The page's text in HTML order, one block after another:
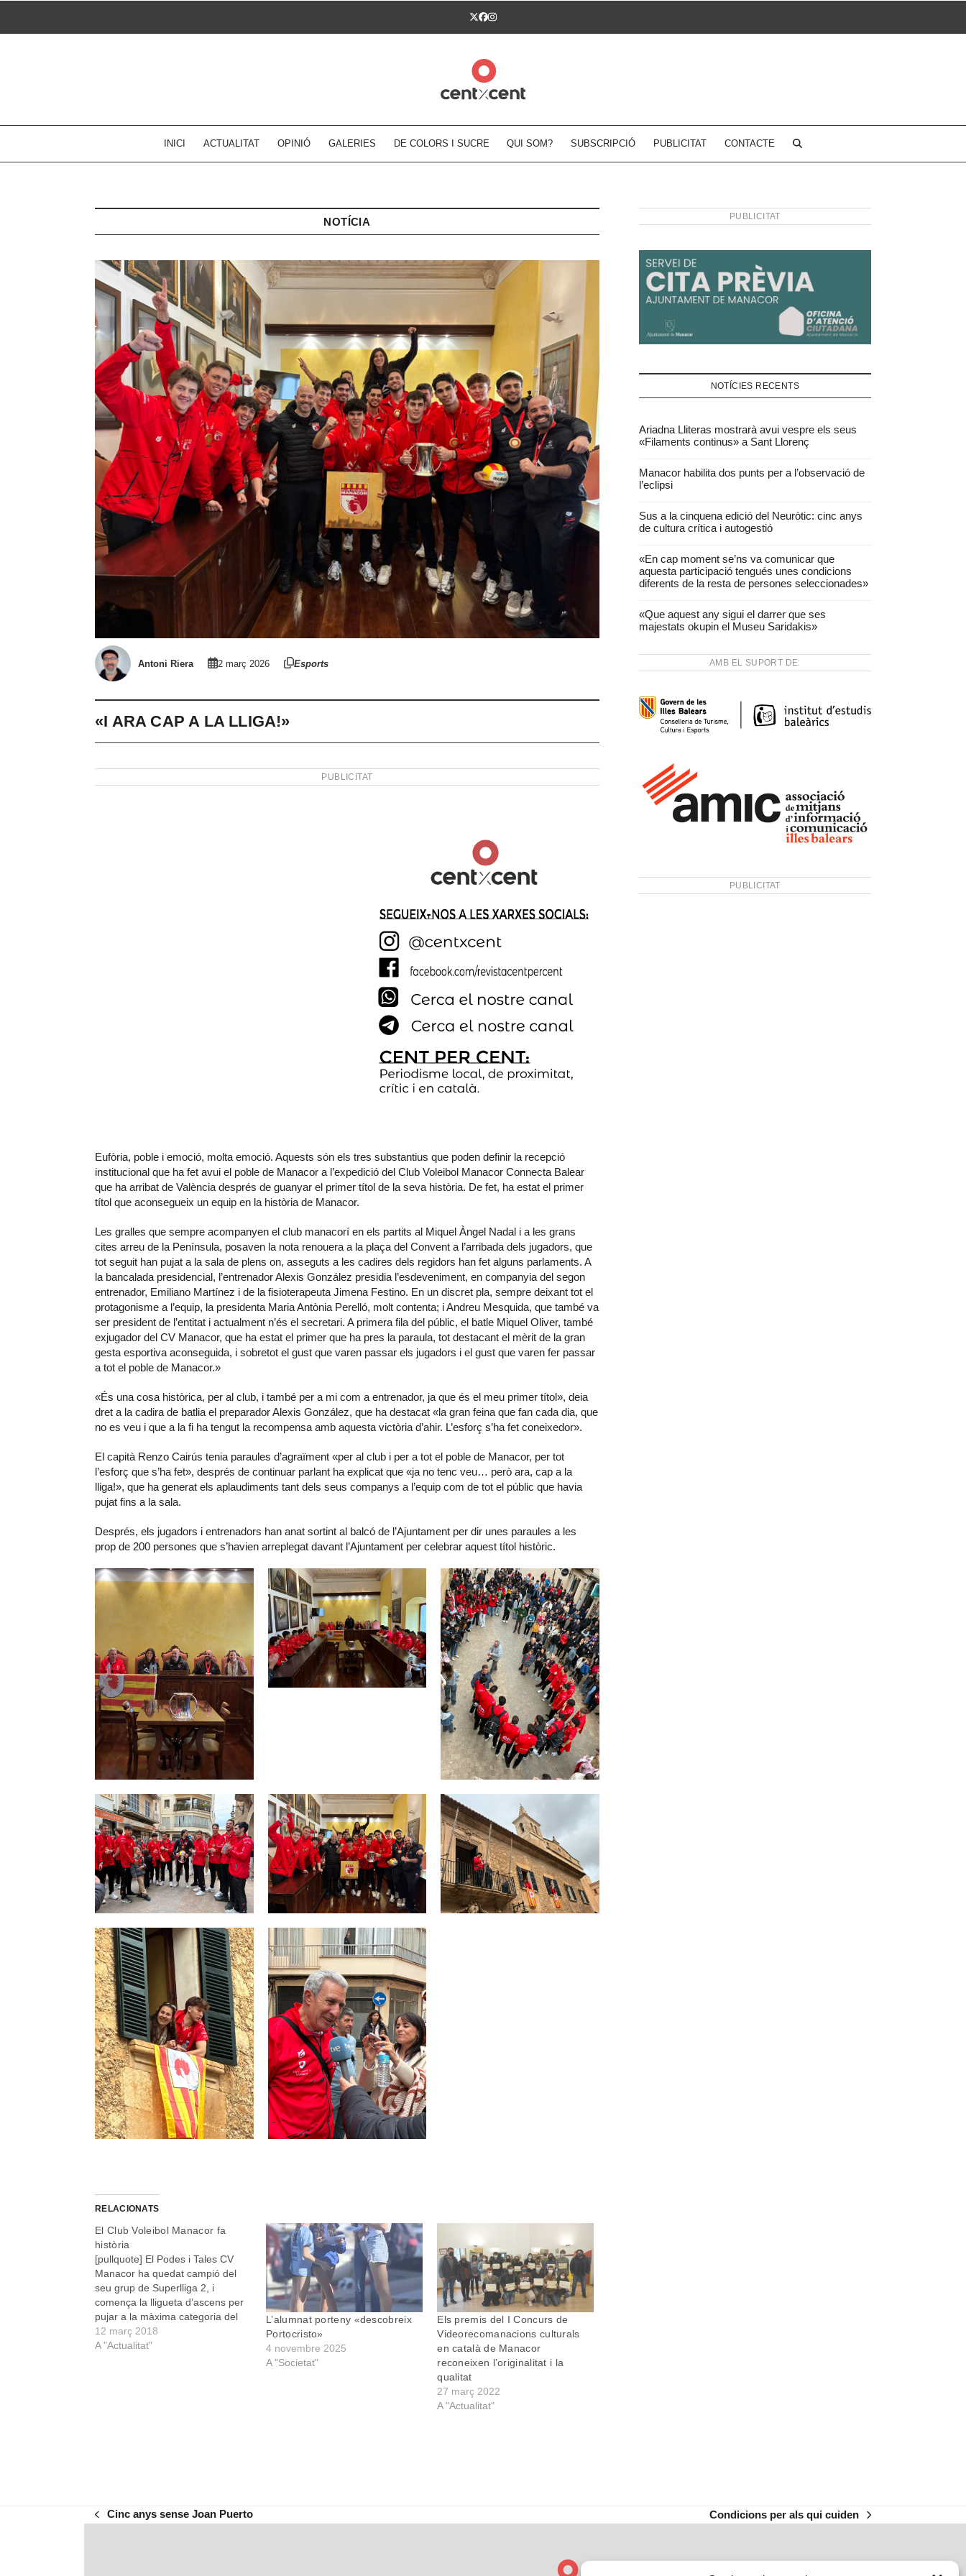
Twitter
Facebook
Instagram
INICI ACTUALITAT OPINIÓ GALERIES DE COLORS I SUCRE QUI SOM? SUBSCRIPCIÓ PUBLICITAT CONTACTE
NOTÍCIA
Antoni Riera 2 març 2026 Esports
«I ARA CAP A LA LLIGA!»
PUBLICITAT
Eufòria, poble i emoció, molta emoció. Aquests són els tres substantius que poden definir la recepció
institucional que ha fet avui el poble de Manacor a l’expedició del Club Voleibol Manacor Connecta Balear
que ha arribat de València després de guanyar el primer títol de la seva història. De fet, ha estat el primer
títol que aconsegueix un equip en la història de Manacor.
Les gralles que sempre acompanyen el club manacorí en els partits al Miquel Àngel Nadal i a les grans
cites arreu de la Península, posaven la nota renouera a la plaça del Convent a l’arribada dels jugadors, que
tot seguit han pujat a la sala de plens on, asseguts a les cadires dels regidors han fet alguns parlaments. A
la bancalada presidencial, l’entrenador Alexis González presidia l’esdeveniment, en companyia del segon
entrenador, Emiliano Martínez i de la fisioterapeuta Jimena Festino. En un discret pla, sempre deixant tot el
protagonisme a l’equip, la presidenta Maria Antònia Perelló, molt contenta; i Andreu Mesquida, que també va
ser president de l’entitat i actualment n’és el secretari. A primera fila del públic, el batle Miquel Oliver, també
exjugador del CV Manacor, que ha estat el primer que ha pres la paraula, tot destacant el mèrit de la gran
gesta esportiva aconseguida, i sobretot el gust que varen passar els jugadors i el gust que varen fer passar
a tot el poble de Manacor.»
«És una cosa històrica, per al club, i també per a mi com a entrenador, ja que és el meu primer títol», deia
dret a la cadira de batlia el preparador Alexis González, que ha destacat «la gran feina que fan cada dia, que
no es veu i que a la fi ha tengut la recompensa amb aquesta victòria d’ahir. L’esforç s’ha fet coneixedor».
El capità Renzo Cairús tenia paraules d’agraïment «per al club i per a tot el poble de Manacor, per tot
l’esforç que s’ha fet», després de continuar parlant ha explicat que «ja no tenc veu… però ara, cap a la
lliga!», que ha generat els aplaudiments tant dels seus companys a l’equip com de tot el públic que havia
pujat fins a la sala.
Després, els jugadors i entrenadors han anat sortint al balcó de l’Ajuntament per dir unes paraules a les
prop de 200 persones que s’havien arreplegat davant l’Ajuntament per celebrar aquest títol històric.
RELACIONATS
El Club Voleibol Manacor fa
història
[pullquote] El Podes i Tales CV
Manacor ha quedat campió del
seu grup de Superlliga 2, i
comença la lligueta d’ascens per
pujar a la màxima categoria del
voleibol [/pullquote] La Superlliga
és la màxima categoria del
12 març 2018
A "Actualitat"
L’alumnat porteny «descobreix
Portocristo»
4 novembre 2025
A "Societat"
Els premis del I Concurs de
Videorecomanacions culturals
en català de Manacor
reconeixen l’originalitat i la
qualitat
27 març 2022
A "Actualitat"
PUBLICITAT
NOTÍCIES RECENTS
Ariadna Lliteras mostrarà avui vespre els seus
«Filaments continus» a Sant Llorenç
Manacor habilita dos punts per a l’observació de
l’eclipsi
Sus a la cinquena edició del Neuròtic: cinc anys
de cultura crítica i autogestió
«En cap moment se’ns va comunicar que
aquesta participació tengués unes condicions
diferents de la resta de persones seleccionades»
«Que aquest any sigui el darrer que ses
majestats okupin el Museu Saridakis»
AMB EL SUPORT DE:
PUBLICITAT
previous
Cinc anys sense Joan Puerto
next
Condicions per als qui cuiden